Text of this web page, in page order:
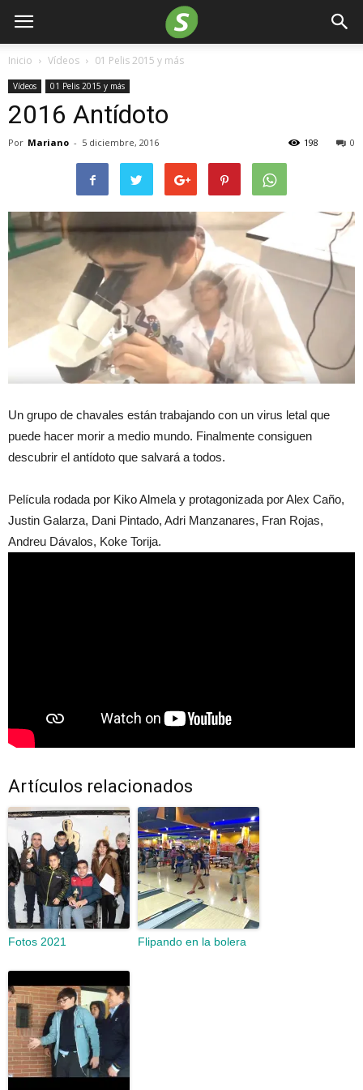
Inicio Vídeos 01 Pelis 2015 y más
Vídeos 01 Pelis 2015 y más
2016 Antídoto
Por Mariano - 5 diciembre, 2016 0
198
Un grupo de chavales están trabajando con un virus letal que
puede hacer morir a medio mundo. Finalmente consiguen
descubrir el antídoto que salvará a todos.
Película rodada por Kiko Almela y protagonizada por Alex Caño,
Justin Galarza, Dani Pintado, Adri Manzanares, Fran Rojas,
Andreu Dávalos, Koke Torija.
Artículos relacionados
Fotos 2021 Flipando en la bolera